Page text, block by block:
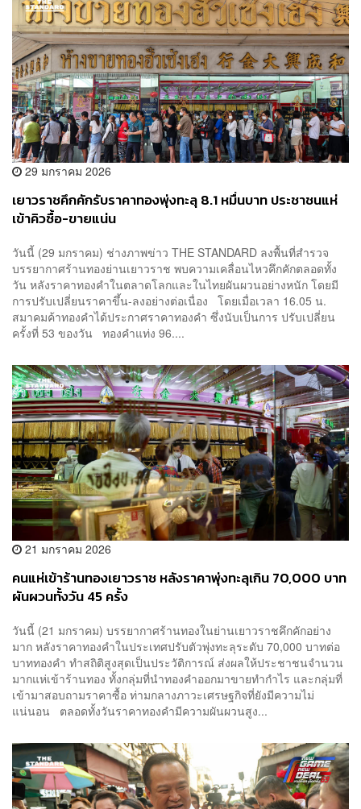
29 มกราคม 2026
เยาวราชคึกคักรับราคาทองพุ่งทะลุ 8.1 หมื่นบาท ประชาชนแห่
เข้าคิวซื้อ-ขายแน่น
วันนี้ (29 มกราคม) ช่างภาพข่าว THE STANDARD ลงพื้นที่สำรวจ
บรรยากาศร้านทองย่านเยาวราช พบความเคลื่อนไหวคึกคักตลอดทั้ง
วัน หลังราคาทองคำในตลาดโลกและในไทยผันผวนอย่างหนัก โดยมี
การปรับเปลี่ยนราคาขึ้น-ลงอย่างต่อเนื่อง โดยเมื่อเวลา 16.05 น.
สมาคมค้าทองคำได้ประกาศราคาทองคำ ซึ่งนับเป็นการ ปรับเปลี่ยน
ครั้งที่ 53 ของวัน ทองคำแท่ง 96....
21 มกราคม 2026
คนแห่เข้าร้านทองเยาวราช หลังราคาพุ่งทะลุเกิน 70,000 บาท
ผันผวนทั้งวัน 45 ครั้ง
วันนี้ (21 มกราคม) บรรยากาศร้านทองในย่านเยาวราชคึกคักอย่าง
มาก หลังราคาทองคำในประเทศปรับตัวพุ่งทะลุระดับ 70,000 บาทต่อ
บาททองคำ ทำสถิติสูงสุดเป็นประวัติการณ์ ส่งผลให้ประชาชนจำนวน
มากแห่เข้าร้านทอง ทั้งกลุ่มที่นำทองคำออกมาขายทำกำไร และกลุ่มที่
เข้ามาสอบถามราคาซื้อ ท่ามกลางภาวะเศรษฐกิจที่ยังมีความไม่
แน่นอน ตลอดทั้งวันราคาทองคำมีความผันผวนสูง...